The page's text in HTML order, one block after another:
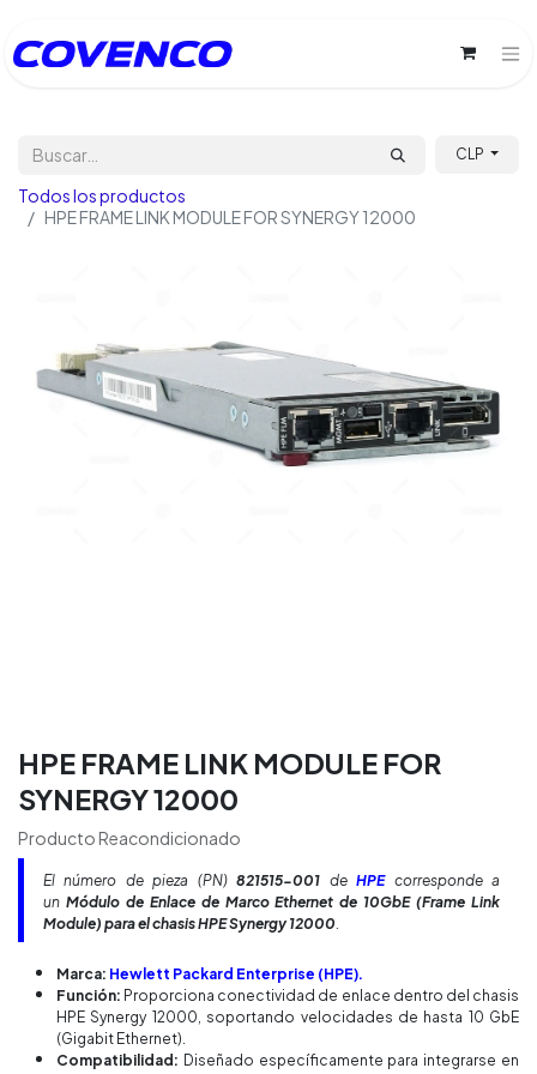
CLP
Todos los productos
HPE FRAME LINK MODULE FOR SYNERGY 12000
HPE FRAME LINK MODULE FOR
SYNERGY 12000
Producto Reacondicionado
El número de pieza (PN)821515-001 deHPEcorresponde a
un Módulo de Enlace de Marco Ethernet de 10GbE (Frame Link
Module) para el chasis HPE Synergy 12000.
Marca: Hewlett Packard Enterprise (HPE).
Función: Proporciona conectividad de enlace dentro del chasis
HPE Synergy 12000, soportando velocidades de hasta 10 GbE
(Gigabit Ethernet).
Compatibilidad: Diseñado específicamente para integrarse en